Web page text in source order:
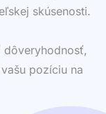
skúsenosti.
dôveryhodnosť,
pozíciu na